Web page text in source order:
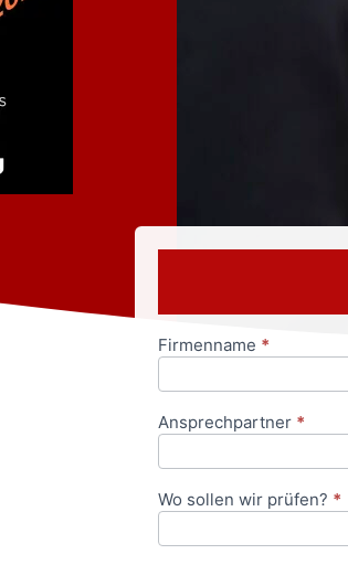
Anfrageformular
Firmenname *
Ansprechpartner *
Wo sollen wir prüfen? *